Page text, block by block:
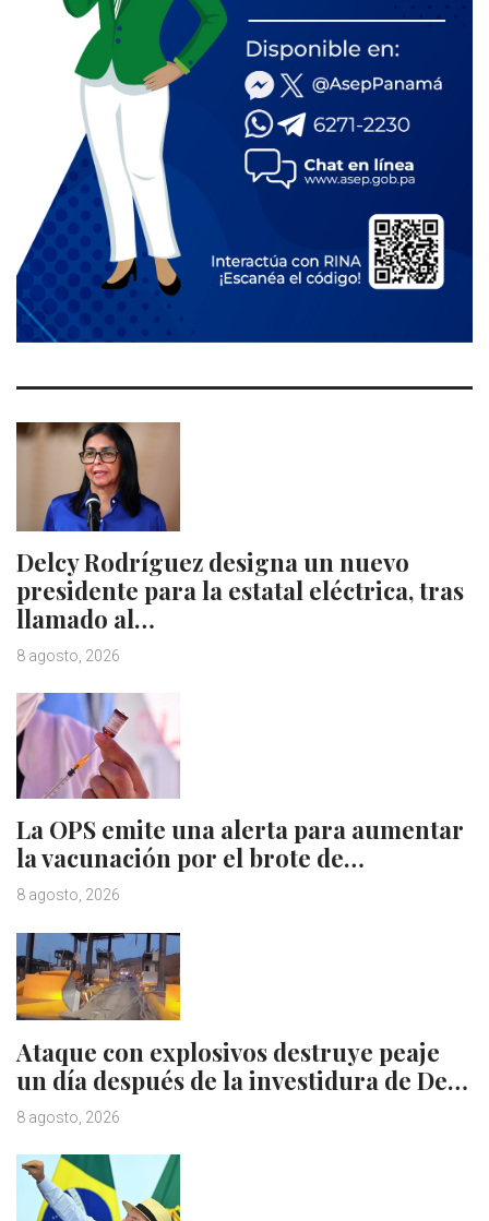
Delcy Rodríguez designa un nuevo
presidente para la estatal eléctrica, tras
llamado al…
8 agosto, 2026
La OPS emite una alerta para aumentar
la vacunación por el brote de…
8 agosto, 2026
Ataque con explosivos destruye peaje
un día después de la investidura de De…
8 agosto, 2026